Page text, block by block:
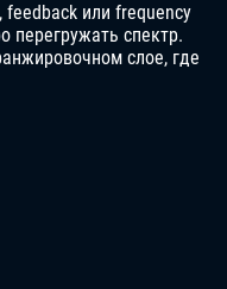
feedback или frequency
перегружать спектр.
слое, где